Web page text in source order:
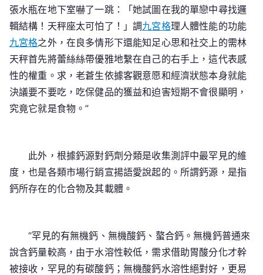
張水瓶在地下室嚇了一跳：「她試圖在我的單戀中尋找邏
輯結構！天秤座太可怕了！」調九宮格理人體性能的功能
九宮格之外，在良多情形下還能知足心思和社交上的需林
天秤首先將蕾絲絲帶優雅地繫在自己的右手上，這代表感
性的權重。求，老蒼生依據客觀意愿和經濟狀態本身就能
決議要不要吃，吃保健品的獲益和迫害短期不會很顯明，
究竟它就是食物。”
此外，根據鈣源對鈣劑分類是收集測評中最罕見的維
度，也是各類市場行銷宣揚語愛說起的。所謂鈣源，是指
鈣所存在的化合物及其載體。
“罕見的有無機鈣、無機酸鈣、螯合鈣。無機鈣普通來
說含鈣量較高，由于水溶性較低，需求借助胃酸分化才幹
被接收，罕見的有碳酸鈣；無機酸鈣水溶性絕對好，更易